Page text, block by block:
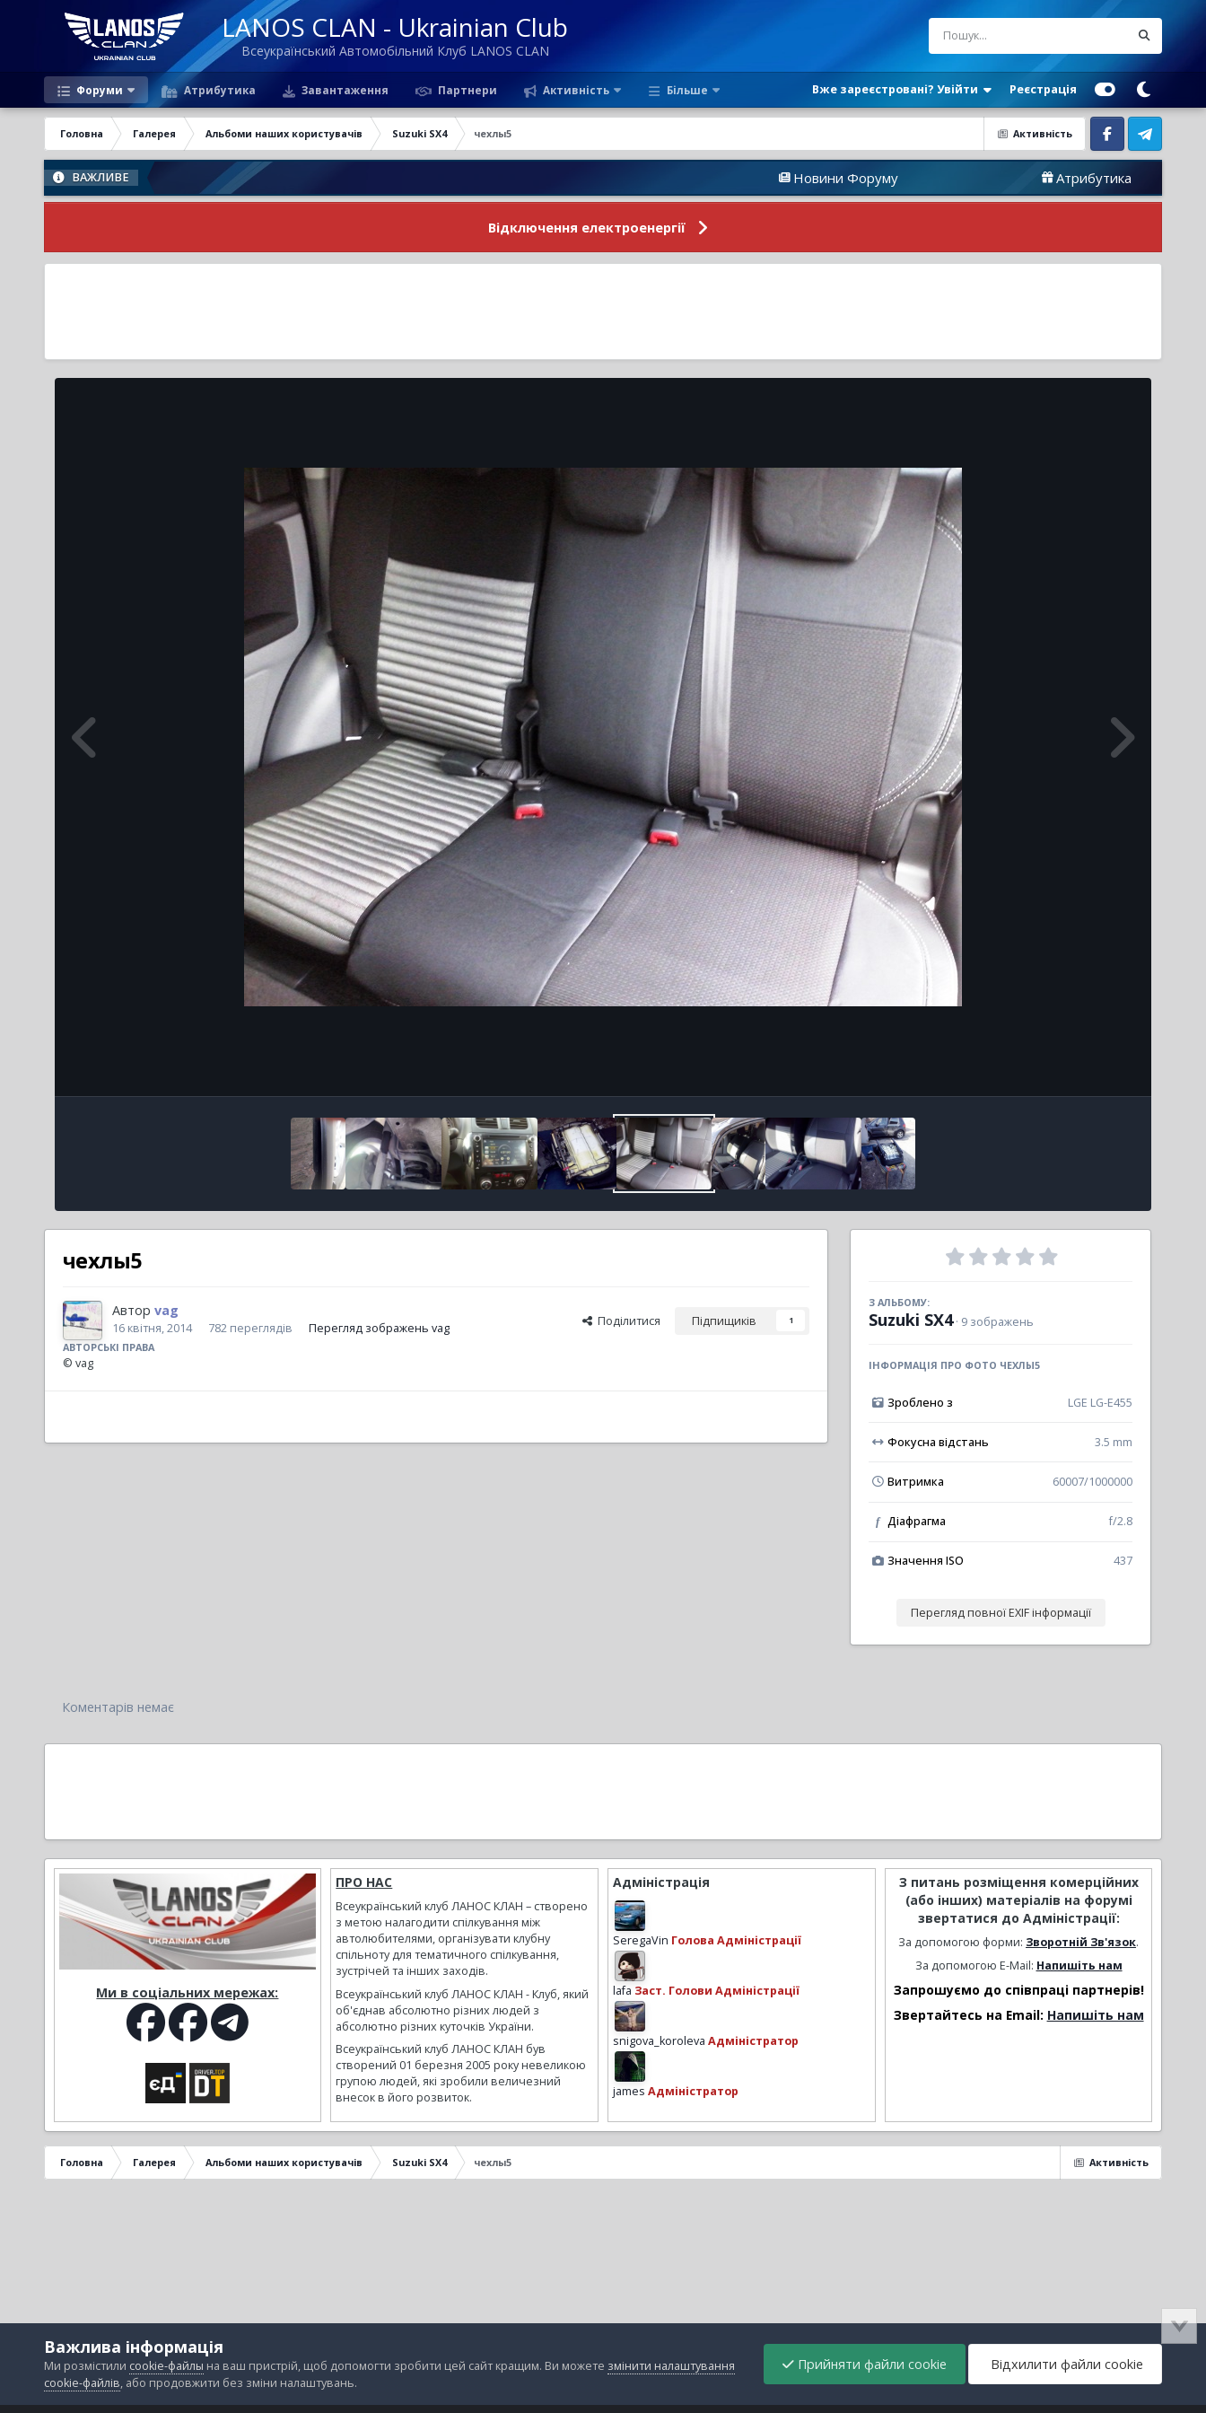
LANOS CLAN - Ukrainian Club
Всеукраїнський Автомобільний Клуб LANOS CLAN
Форуми Атрибутика Завантаження Партнери Активність Більше Вже зареєстровані? Увійти Реєстрація
Активність
Головна Галерея Альбоми наших користувачів Suzuki SX4 чехлы5
Facebook Telegram
ВАЖЛИВЕ Новини Форуму Атрибутика
Відключення електроенергії
чехлы5
Автор vag
16 квітня, 2014 782 переглядів Перегляд зображень vag Поділитися Підпищиків 1
АВТОРСЬКІ ПРАВА
© vag
З АЛЬБОМУ:
Suzuki SX4 · 9 зображень
ІНФОРМАЦІЯ ПРО ФОТО ЧЕХЛЫ5
Зроблено з LGE LG-E455
Фокусна відстань 3.5 mm
Витримка 60007/1000000
f Діафрагма f/2.8
Значення ISO 437
Перегляд повної EXIF інформації
Коментарів немає
Ми в соціальних мережах:
ПРО НАС
Всеукраїнський клуб ЛАНОС КЛАН – створено
з метою налагодити спілкування між
автолюбителями, організувати клубну
спільноту для тематичного спілкування,
зустрічей та інших заходів.
Всеукраїнський клуб ЛАНОС КЛАН - Клуб, який
об'єднав абсолютно різних людей з
абсолютно різних куточків України.
Всеукраїнський клуб ЛАНОС КЛАН був
створений 01 березня 2005 року невеликою
групою людей, які зробили величезний
внесок в його розвиток.
Адміністрація
SeregaVin Голова Адміністрації
lafa Заст. Голови Адміністрації
snigova_koroleva Адміністратор
james Адміністратор
З питань розміщення комерційних
(або інших) матеріалів на форумі
звертатися до Адміністрації:
За допомогою форми: Зворотній Зв'язок.
За допомогою E-Mail: Напишіть нам
Запрошуємо до співпраці партнерів!
Звертайтесь на Email: Напишіть нам
Активність
Головна Галерея Альбоми наших користувачів Suzuki SX4 чехлы5
Важлива інформація
Ми розмістили cookie-файлы на ваш пристрій, щоб допомогти зробити цей сайт кращим. Ви можете змінити налаштування
cookie-файлів, або продовжити без зміни налаштувань.
Прийняти файли cookie Відхилити файли cookie